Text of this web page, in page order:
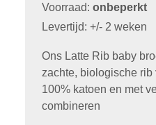
Voorraad: onbeperkt
Levertijd: +/- 2 weken
Ons Latte Rib baby
zachte, biologische rib
100% katoen en met
combineren